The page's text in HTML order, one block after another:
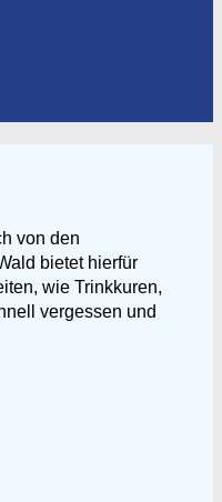
von den
bietet hierfür
wie Trinkkuren,
vergessen und